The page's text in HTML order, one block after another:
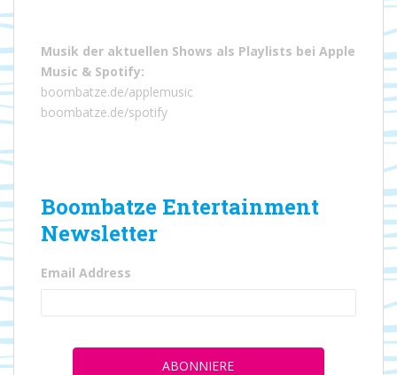
Musik der aktuellen Shows als Playlists bei Apple
Music & Spotify:
boombatze.de/applemusic
boombatze.de/spotify
Boombatze Entertainment
Newsletter
Email Address